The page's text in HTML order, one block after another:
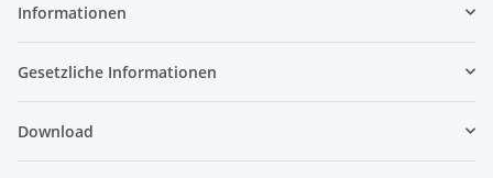
Informationen
Gesetzliche Informationen
Download